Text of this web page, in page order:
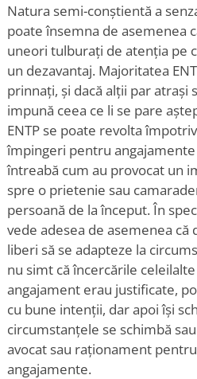
Natura semi-conștientă a
poate însemna de asemenea
uneori tulburați de atenția pe
un dezavantaj. Majoritatea
prinnați, și dacă alții par atrași
impună ceea ce li se pare
ENTP se poate revolta
împingeri pentru
întreabă cum au provocat un
spre o prietenie sau
persoană de la început. În
vede adesea de asemenea
liberi să se adapteze la
nu simt că încercările
angajament erau justificate,
cu bune intenții, dar apoi își
circumstanțele se schimbă
avocat sau raționament
angajamente.